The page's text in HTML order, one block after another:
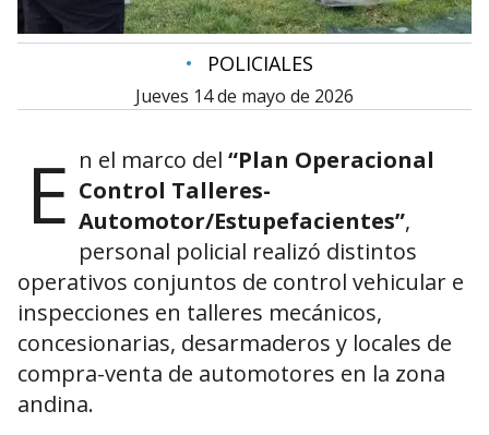
• POLICIALES
jueves 14 de mayo de 2026
E n el marco del “Plan Operacional
Control Talleres-
Automotor/Estupefacientes”,
personal policial realizó distintos
operativos conjuntos de control vehicular e
inspecciones en talleres mecánicos,
concesionarias, desarmaderos y locales de
compra-venta de automotores en la zona
andina.